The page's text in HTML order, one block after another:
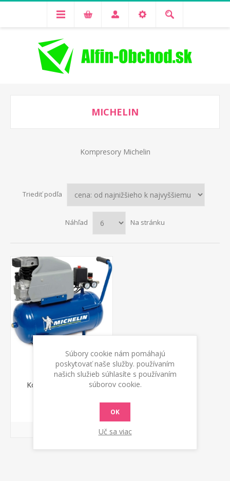
MICHELIN
Kompresory Michelin
Triediť podľa
Náhľad Na stránku
Kompresor MB 2420
Súbory cookie nám pomáhajú
poskytovať naše služby. používaním
našich služieb súhlasíte s používaním
súborov cookie.
OK
Uč sa viac